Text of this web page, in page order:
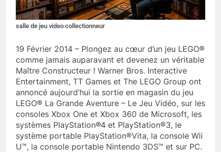
salle de jeu video collectionneur
19 Février 2014 – Plongez au cœur d’un jeu LEGO®
comme jamais auparavant et devenez un véritable
Maître Constructeur ! Warner Bros. Interactive
Entertainment, TT Games et The LEGO Group ont
annoncé aujourd’hui la sortie en magasin du jeu
LEGO® La Grande Aventure – Le Jeu Vidéo, sur les
consoles Xbox One et Xbox 360 de Microsoft, les
systèmes PlayStation®4 et PlayStation®3, le
système portable PlayStation®Vita, la console Wii
U™, la console portable Nintendo 3DS™ et sur PC.